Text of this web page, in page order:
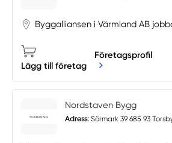
Byggalliansen i Värmland AB
Lägg till företag
Företagsprofil
Nordstaven Bygg
Adress: Sörmark 39 685 93